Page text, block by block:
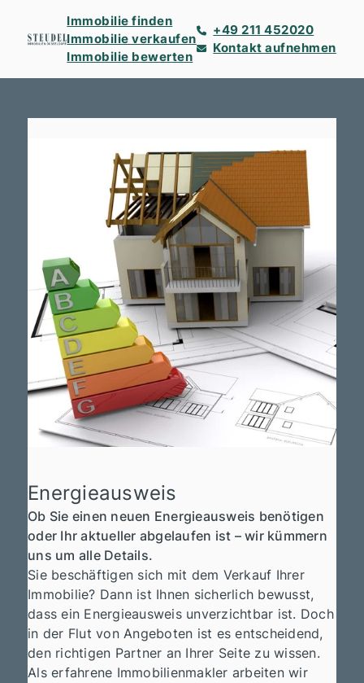
Immobilie finden
Immobilie verkaufen
Immobilie bewerten
+49 211 452020
Kontakt aufnehmen
Energieausweis
Ob Sie einen neuen Energieausweis benötigen
oder Ihr aktueller abgelaufen ist – wir kümmern
uns um alle Details.
Sie beschäftigen sich mit dem Verkauf Ihrer
Immobilie? Dann ist Ihnen sicherlich bewusst,
dass ein Energieausweis unverzichtbar ist. Doch
in der Flut von Angeboten ist es entscheidend,
den richtigen Partner an Ihrer Seite zu wissen.
Als erfahrene Immobilienmakler arbeiten wir